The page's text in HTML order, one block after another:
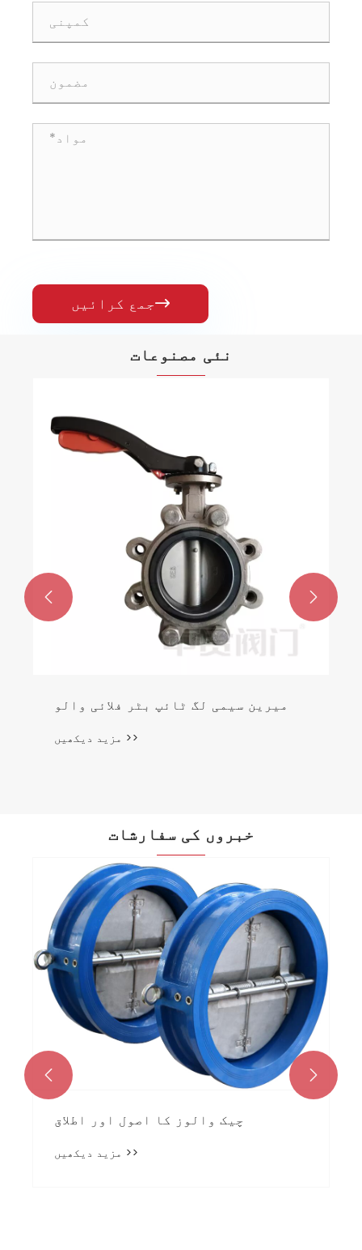
جمع کرائیں
نئی مصنوعات
میرین سیمی لگ ٹائپ بٹر فلائی والو
مزید دیکھیں >>
 
خبروں کی سفارشات
چیک والوز کا اصول اور اطلاق
مزید دیکھیں >>
 